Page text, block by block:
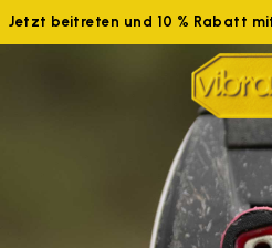
Jetzt beitreten und 10 % Rabatt